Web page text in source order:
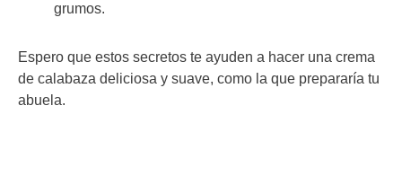
grumos.
Espero que estos secretos te ayuden a hacer una crema
de calabaza deliciosa y suave, como la que prepararía tu
abuela.